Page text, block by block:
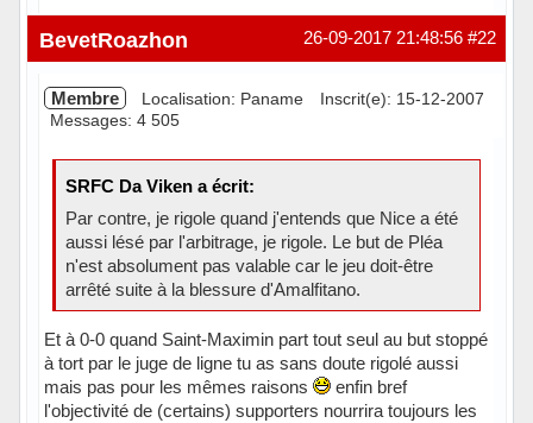
Hors ligne #22
26-09-2017 21:48:56
BevetRoazhon
Membre Localisation: Paname
Inscrit(e): 15-12-2007
Messages: 4 505
SRFC Da Viken a écrit:
Par contre, je rigole quand j'entends que Nice a été
aussi lésé par l'arbitrage, je rigole. Le but de Pléa
n'est absolument pas valable car le jeu doit-être
arrêté suite à la blessure d'Amalfitano.
Et à 0-0 quand Saint-Maximin part tout seul au but stoppé
à tort par le juge de ligne tu as sans doute rigolé aussi
mais pas pour les mêmes raisons
enfin bref
l'objectivité de (certains) supporters nourrira toujours les